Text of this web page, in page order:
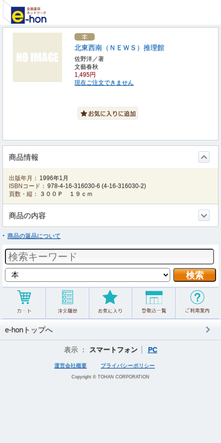
北東西南（ＮＥＷＳ）推理館
佐野洋／著
文藝春秋
1,495円
現在ご注文できません
商品情報
出版年月： 1996年1月
ISBNコード： 978-4-16-316030-6 (4-16-316030-2)
頁数・縦：
３００Ｐ １９ｃｍ
商品の内容
商品の返品について
e-honトップへ
表示 ： スマートフォン PC
運営会社概要 プライバシーポリシー
Copyright © TOHAN CORPORATION